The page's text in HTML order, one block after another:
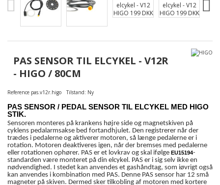
PAS SENSOR TIL ELCYKEL - V12R
- HIGO / 80CM
Reference pas.v12r.higo Tilstand: Ny
PAS SENSOR / PEDAL SENSOR TIL ELCYKEL MED HIGO
STIK.
Sensoren monteres på krankens højre side og magnetskiven på
cyklens pedalarmsakse bed fortandhjulet. Den registrerer når der
trædes i pedalerne og aktiverer motoren, så længe pedalerne er i
rotation. Motoren deaktiveres igen, når der bremses med pedalerne
eller rotationen ophører. PAS er et lovkrav og skal ifølge EU15194-
standarden være monteret på din elcykel. PAS er i sig selv ikke en
nødvendighed. I stedet kan anvendes et gashåndtag, som iøvrigt også
kan anvendes i kombination med PAS. Denne PAS sensor har 12 små
magneter på skiven. Dermed sker tilkobling af motoren med kortere